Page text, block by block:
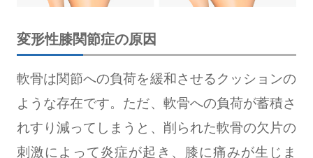
変形性膝関節症の原因
軟骨は関節への負荷を緩和させるクッションの
ような存在です。ただ、軟骨への負荷が蓄積さ
れすり減ってしまうと、削られた軟骨の欠片の
刺激によって炎症が起き、膝に痛みが生じま